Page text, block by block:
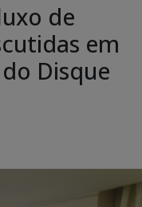
de
em
Disque